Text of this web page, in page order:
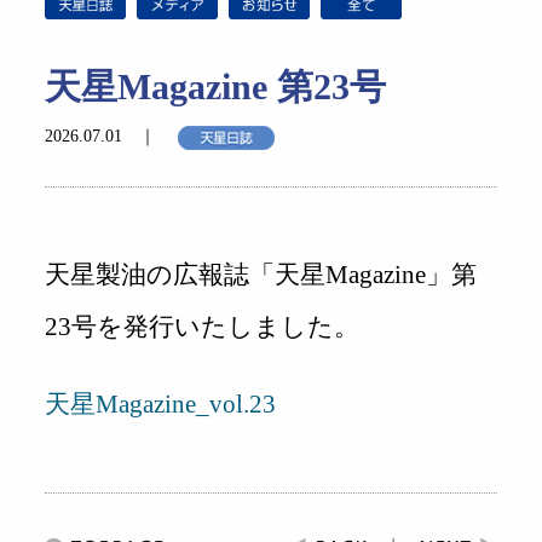
天星Magazine 第23号
2026.07.01 ｜
天星製油の広報誌「天星Magazine」第
23号を発行いたしました。
天星Magazine_vol.23